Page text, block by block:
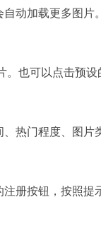
动加载更多图片
。也可以点击预
热门程度、图片
册按钮，按照提